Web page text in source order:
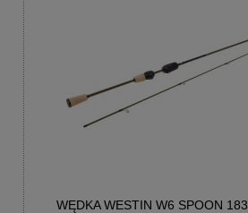
WĘDKA WESTIN W6 SPOON